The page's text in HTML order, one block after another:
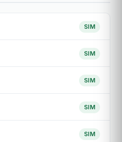
SIM
SIM
SIM
SIM
SIM